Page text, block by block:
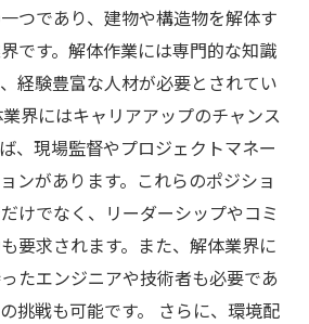
つであり、建物や構造物を解体す
です。解体作業には専門的な知識
経験豊富な人材が必要とされてい
界にはキャリアアップのチャンス
、現場監督やプロジェクトマネー
ンがあります。これらのポジショ
けでなく、リーダーシップやコミ
要求されます。また、解体業界に
たエンジニアや技術者も必要であ
挑戦も可能です。 さらに、環境配